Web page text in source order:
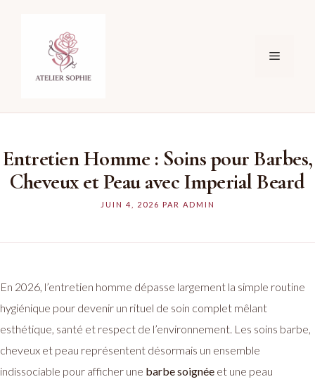
Menu
Entretien Homme : Soins pour Barbes,
Cheveux et Peau avec Imperial Beard
JUIN 4, 2026 PAR ADMIN
En 2026, l’entretien homme dépasse largement la simple routine
hygiénique pour devenir un rituel de soin complet mêlant
esthétique, santé et respect de l’environnement. Les soins barbe,
cheveux et peau représentent désormais un ensemble
indissociable pour afficher une barbe soignée et une peau